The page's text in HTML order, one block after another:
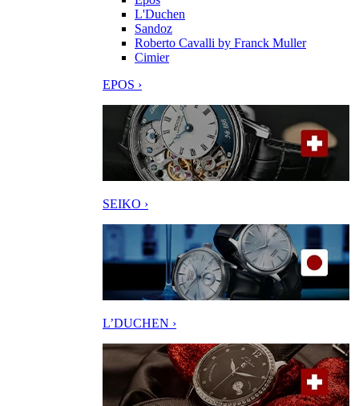
L'Duchen
Sandoz
Roberto Cavalli by Franck Muller
Cimier
EPOS ›
SEIKO ›
L’DUCHEN ›